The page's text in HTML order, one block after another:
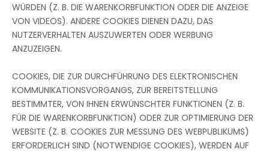
WÜRDEN (Z. B. DIE WARENKORBFUNKTION ODER DIE ANZEIGE
VON VIDEOS). ANDERE COOKIES DIENEN DAZU, DAS
NUTZERVERHALTEN AUSZUWERTEN ODER WERBUNG
ANZUZEIGEN.
COOKIES, DIE ZUR DURCHFÜHRUNG DES ELEKTRONISCHEN
KOMMUNIKATIONSVORGANGS, ZUR BEREITSTELLUNG
BESTIMMTER, VON IHNEN ERWÜNSCHTER FUNKTIONEN (Z. B.
FÜR DIE WARENKORBFUNKTION) ODER ZUR OPTIMIERUNG DER
WEBSITE (Z. B. COOKIES ZUR MESSUNG DES WEBPUBLIKUMS)
ERFORDERLICH SIND (NOTWENDIGE COOKIES), WERDEN AUF